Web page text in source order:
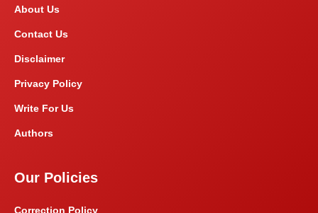
About Us
Contact Us
Disclaimer
Privacy Policy
Write For Us
Authors
Our Policies
Correction Policy